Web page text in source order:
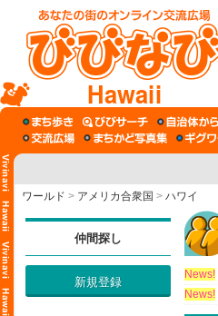
Hawaii
ワールド > アメリカ合衆国 > ハワイ
仲間探し
新規登録
News!
News!